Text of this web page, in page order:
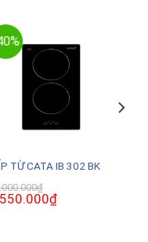
TỪ CATA IB 302 BK
₫
₫Giá
hiện